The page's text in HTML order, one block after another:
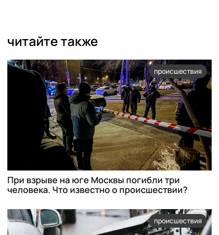
читайте также
происшествия
При взрыве на юге Москвы погибли три
человека. Что известно о происшествии?
происшествия